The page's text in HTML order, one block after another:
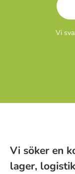
Vi
Vi söker en
lager,